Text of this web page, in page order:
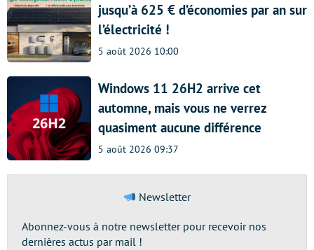
jusqu’à 625 € d’économies par an sur
l’électricité !
5 août 2026 10:00
Windows 11 26H2 arrive cet
automne, mais vous ne verrez
quasiment aucune différence
5 août 2026 09:37
Newsletter
Abonnez-vous à notre newsletter pour recevoir nos
dernières actus par mail !